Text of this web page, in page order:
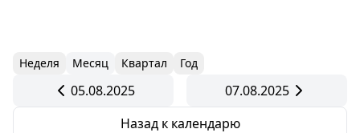
Неделя Месяц Квартал Год
05.08.2025
07.08.2025
Назад к календарю